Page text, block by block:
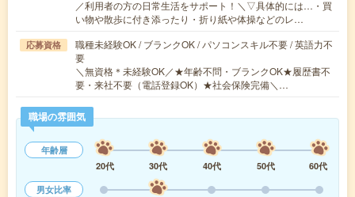
／利用者の方の日常生活をサポート！＼▽具体的には…・買
い物や散歩に付き添ったり・折り紙や体操などのレ…
応募資格
職種未経験OK / ブランクOK / パソコンスキル不要 / 英語力不
要
＼無資格＊未経験OK／★年齢不問・ブランクOK★履歴書不
要・来社不要（電話登録OK）★社会保険完備＼…
職場の雰囲気
年齢層
20代
30代 40代 50代
60代
男女比率